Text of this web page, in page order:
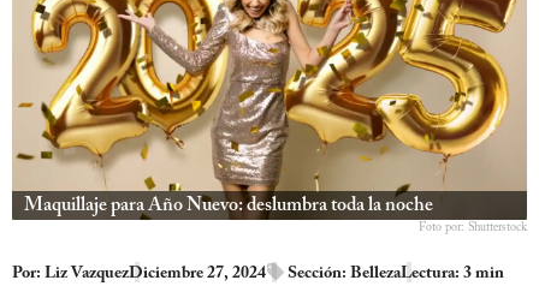
Maquillaje para Año Nuevo: deslumbra toda la noche
Foto por: Shutterstock
Por: Liz VazquezDiciembre 27, 2024 Sección: BellezaLectura: 3 min